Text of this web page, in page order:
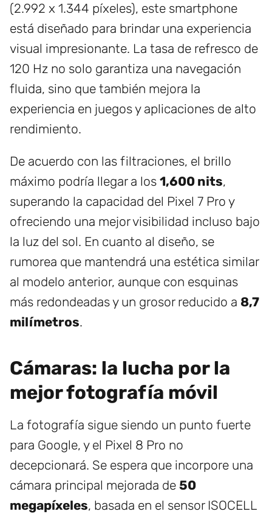
(2.992 x 1.344 píxeles), este smartphone
está diseñado para brindar una experiencia
visual impresionante. La tasa de refresco de
120 Hz no solo garantiza una navegación
fluida, sino que también mejora la
experiencia en juegos y aplicaciones de alto
rendimiento.
De acuerdo con las filtraciones, el brillo
máximo podría llegar a los 1,600 nits,
superando la capacidad del Pixel 7 Pro y
ofreciendo una mejor visibilidad incluso bajo
la luz del sol. En cuanto al diseño, se
rumorea que mantendrá una estética similar
al modelo anterior, aunque con esquinas
más redondeadas y un grosor reducido a 8,7
milímetros.
Cámaras: la lucha por la
mejor fotografía móvil
La fotografía sigue siendo un punto fuerte
para Google, y el Pixel 8 Pro no
decepcionará. Se espera que incorpore una
cámara principal mejorada de 50
megapíxeles, basada en el sensor ISOCELL